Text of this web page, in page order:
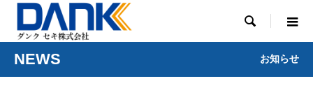

NEWS お知らせ